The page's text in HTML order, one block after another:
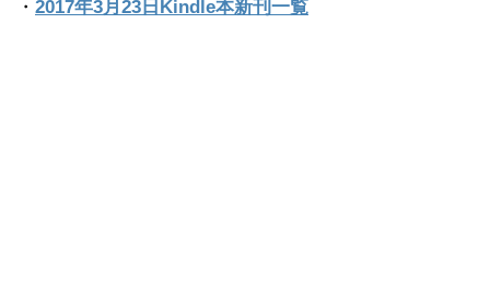
・ 2017年3月23日Kindle本新刊一覧